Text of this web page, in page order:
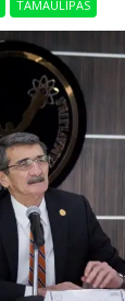
TAMAULIPAS